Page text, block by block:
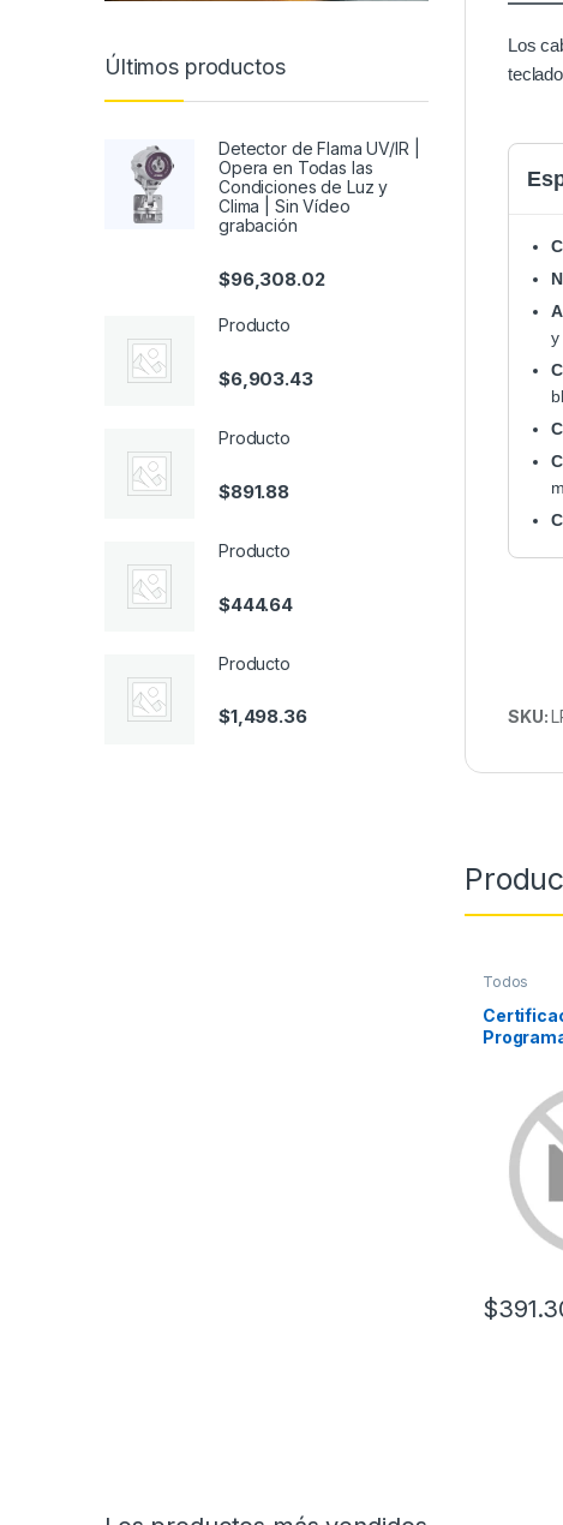
Los
y
SKU:
Todos
$
Últimos productos
Detector de Flama UV/IR |
Opera en Todas las
Condiciones de Luz y
Clima | Sin Vídeo
grabación
$96,308.02
Producto
$6,903.43
Producto
$891.88
Producto
$444.64
Producto
$1,498.36